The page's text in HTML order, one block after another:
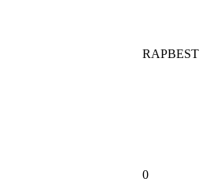
RAPBEST
0